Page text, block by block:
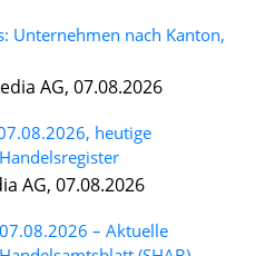
Unternehmen nach Kanton,
AG, 07.08.2026
heutige
AG, 07.08.2026
– Aktuelle